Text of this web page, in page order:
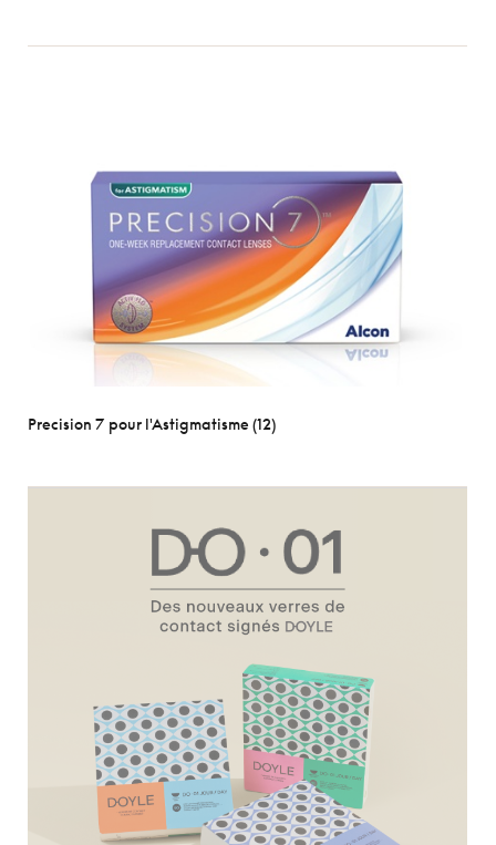
Precision 7 pour l'Astigmatisme (12)